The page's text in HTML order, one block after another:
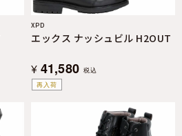
再入荷
XPD
エックス ナッシュビル H2OUT
¥ 41,580 税込